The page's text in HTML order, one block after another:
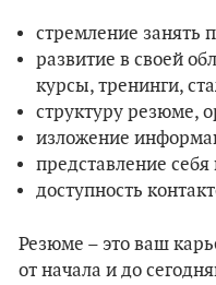
стремление занять
развитие в своей
курсы, тренинги,
структуру резюме,
изложение
представление себя
доступность
Резюме – это ваш
от начала и до